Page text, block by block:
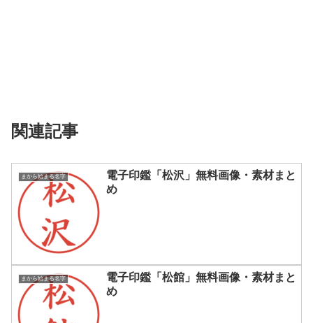
関連記事
まから始まる名字
電子印鑑「松沢」無料画像・素材まと
め
まから始まる名字
電子印鑑「松館」無料画像・素材まと
め